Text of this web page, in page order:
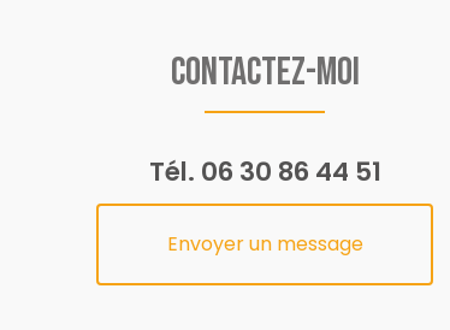
Contactez-moi
Tél. 06 30 86 44 51
Envoyer un message